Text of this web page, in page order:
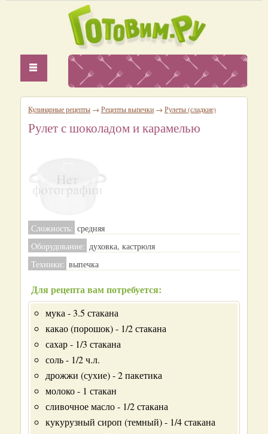
Кулинарные рецепты → Рецепты выпечки → Рулеты (сладкие)
Рулет с шоколадом и карамелью
Сложность: средняя
Оборудование: духовка, кастрюля
Техники: выпечка
Для рецепта вам потребуется:
мука - 3.5 стакана
какао (порошок) - 1/2 стакана
сахар - 1/3 стакана
соль - 1/2 ч.л.
дрожжи (сухие) - 2 пакетика
молоко - 1 стакан
сливочное масло - 1/2 стакана
кукурузный сироп (темный) - 1/4 стакана